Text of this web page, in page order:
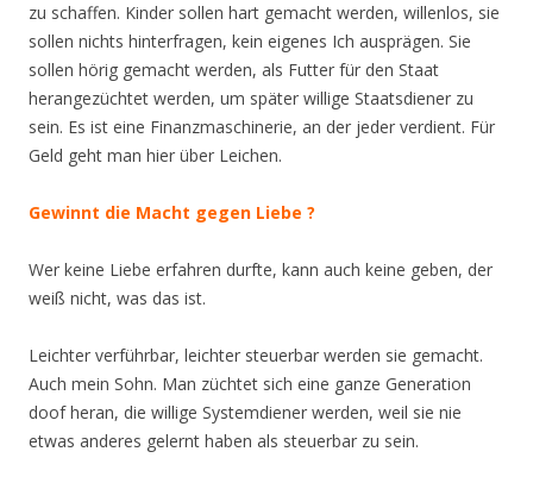
zu schaffen. Kinder sollen hart gemacht werden, willenlos, sie
sollen nichts hinterfragen, kein eigenes Ich ausprägen. Sie
sollen hörig gemacht werden, als Futter für den Staat
herangezüchtet werden, um später willige Staatsdiener zu
sein. Es ist eine Finanzmaschinerie, an der jeder verdient. Für
Geld geht man hier über Leichen.
Gewinnt die Macht gegen Liebe ?
Wer keine Liebe erfahren durfte, kann auch keine geben, der
weiß nicht, was das ist.
Leichter verführbar, leichter steuerbar werden sie gemacht.
Auch mein Sohn. Man züchtet sich eine ganze Generation
doof heran, die willige Systemdiener werden, weil sie nie
etwas anderes gelernt haben als steuerbar zu sein.